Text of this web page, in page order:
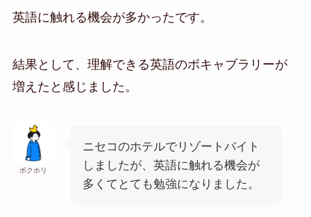
英語に触れる機会が多かったです。
結果として、理解できる英語のボキャブラリーが
増えたと感じました。
ボクホリ
ニセコのホテルでリゾートバイト
しましたが、英語に触れる機会が
多くてとても勉強になりました。